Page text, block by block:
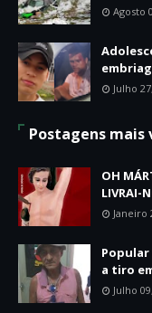
Agosto
Julho
Postagens mais
OH
LIVRAI-
Janeiro
a tiro
Julho